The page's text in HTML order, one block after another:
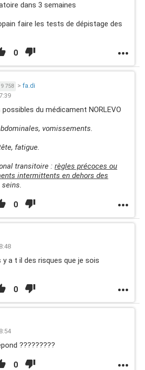
dans 3 semaines
faire les tests de dépistage des
0
758 > fa.di
du médicament NORLEVO
vomissements.
fatigue.
transitoire : règles précoces ou
intermittents en dehors des
0
y a t il des risques que je sois
0
?????????
0